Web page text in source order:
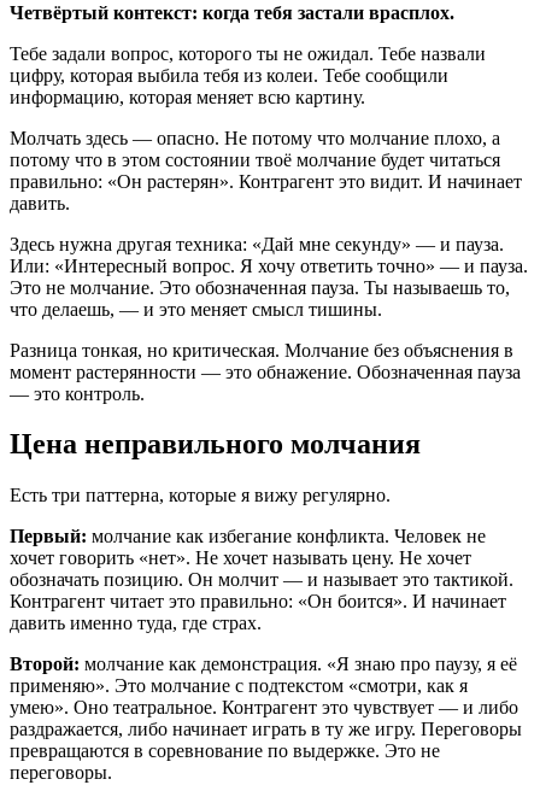
Четвёртый контекст: когда тебя застали врасплох.
Тебе задали вопрос, которого ты не ожидал. Тебе назвали
цифру, которая выбила тебя из колеи. Тебе сообщили
информацию, которая меняет всю картину.
Молчать здесь — опасно. Не потому что молчание плохо, а
потому что в этом состоянии твоё молчание будет читаться
правильно: «Он растерян». Контрагент это видит. И начинает
давить.
Здесь нужна другая техника: «Дай мне секунду» — и пауза.
Или: «Интересный вопрос. Я хочу ответить точно» — и пауза.
Это не молчание. Это обозначенная пауза. Ты называешь то,
что делаешь, — и это меняет смысл тишины.
Разница тонкая, но критическая. Молчание без объяснения в
момент растерянности — это обнажение. Обозначенная пауза
— это контроль.
Цена неправильного молчания
Есть три паттерна, которые я вижу регулярно.
Первый: молчание как избегание конфликта. Человек не
хочет говорить «нет». Не хочет называть цену. Не хочет
обозначать позицию. Он молчит — и называет это тактикой.
Контрагент читает это правильно: «Он боится». И начинает
давить именно туда, где страх.
Второй: молчание как демонстрация. «Я знаю про паузу, я её
применяю». Это молчание с подтекстом «смотри, как я
умею». Оно театральное. Контрагент это чувствует — и либо
раздражается, либо начинает играть в ту же игру. Переговоры
превращаются в соревнование по выдержке. Это не
переговоры.